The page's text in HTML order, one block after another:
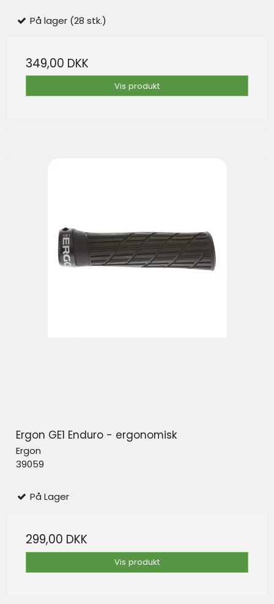
På lager (28 stk.)
349,00 DKK
Vis produkt
Ergon GE1 Enduro - ergonomisk
Ergon
39059
På Lager
299,00 DKK
Vis produkt